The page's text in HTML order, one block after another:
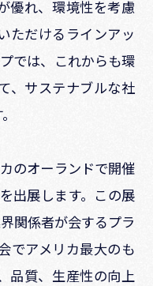
優れ、環境性を考慮
ただけるラインアッ
では、これからも環
、サステナブルな社
のオーランドで開催
出展します。この展
関係者が会するプラ
でアメリカ最大のも
品質、生産性の向上